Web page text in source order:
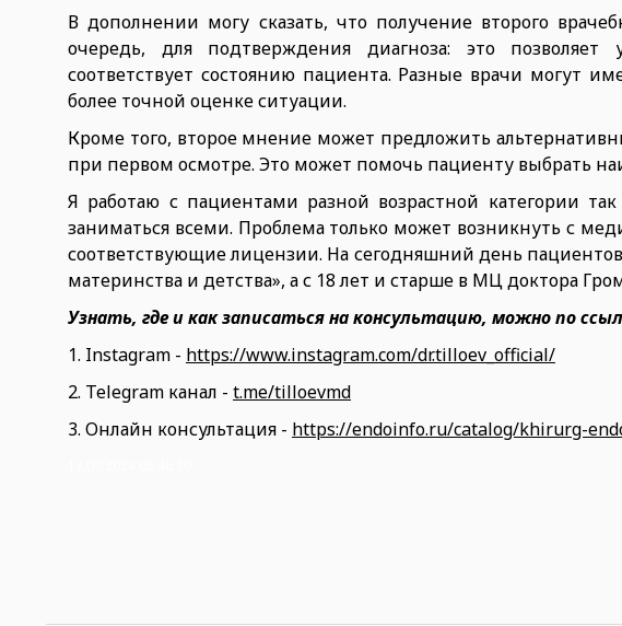
В дополнении могу сказать, что получение второго
очередь, для подтверждения диагноза: это
соответствует состоянию пациента. Разные врачи могут
более точной оценке ситуации.
Кроме того, второе мнение может предложить
при первом осмотре. Это может помочь пациенту выбрать
Я работаю с пациентами разной возрастной категории
заниматься всеми. Проблема только может возникнуть с
соответствующие лицензии. На сегодняшний день
материнства и детства», а с 18 лет и старше в МЦ доктора
Узнать, где и как записаться на консультацию, можно по
1. Instagram - https://www.instagram.com/dr.tilloev_official/
2. Telegram канал - t.me/tilloevmd
3. Онлайн консультация - https://endoinfo.ru/catalog/khirurg-